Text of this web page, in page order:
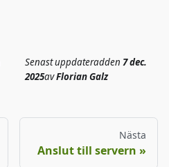
Senast uppdateradden 7 dec.
2025avFlorian Galz
Nästa
Anslut till servern